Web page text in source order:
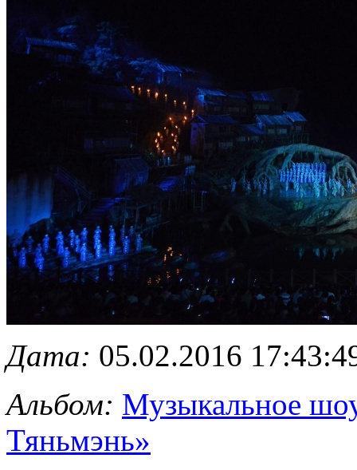
Дата: 05.02.2016
Альбом: Музыкальное
Тяньмэнь»